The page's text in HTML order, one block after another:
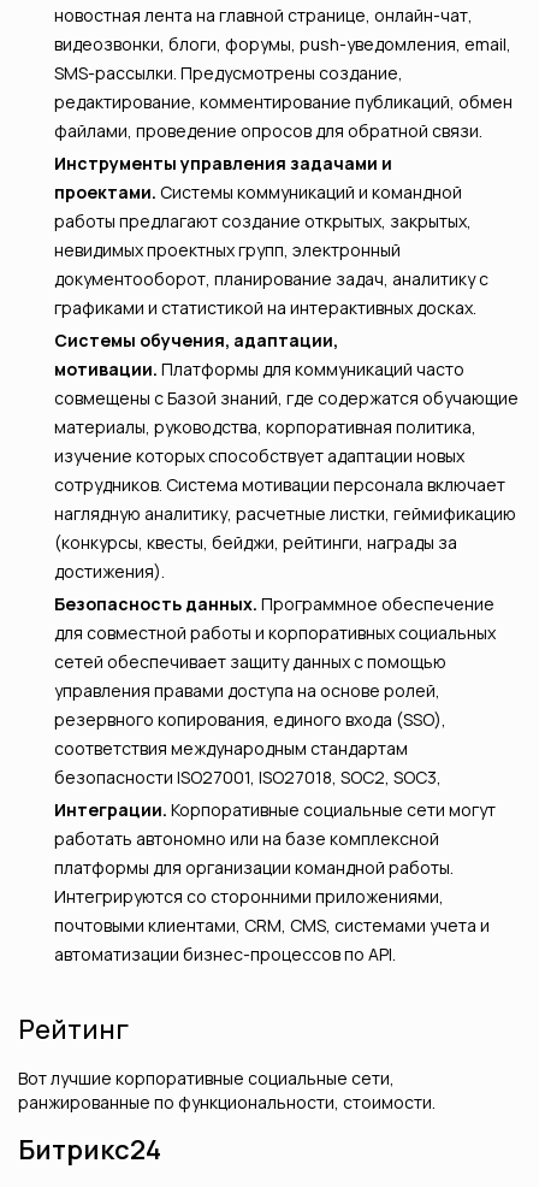
новостная лента на главной странице, онлайн-чат,
видеозвонки, блоги, форумы, push-уведомления, email,
SMS-рассылки. Предусмотрены создание,
редактирование, комментирование публикаций, обмен
файлами, проведение опросов для обратной связи.
Инструменты управления задачами и
проектами. Системы коммуникаций и командной
работы предлагают создание открытых, закрытых,
невидимых проектных групп, электронный
документооборот, планирование задач, аналитику с
графиками и статистикой на интерактивных досках.
Системы обучения, адаптации,
мотивации. Платформы для коммуникаций часто
совмещены с Базой знаний, где содержатся обучающие
материалы, руководства, корпоративная политика,
изучение которых способствует адаптации новых
сотрудников. Система мотивации персонала включает
наглядную аналитику, расчетные листки, геймификацию
(конкурсы, квесты, бейджи, рейтинги, награды за
достижения).
Безопасность данных. Программное обеспечение
для совместной работы и корпоративных социальных
сетей обеспечивает защиту данных с помощью
управления правами доступа на основе ролей,
резервного копирования, единого входа (SSO),
соответствия международным стандартам
безопасности ISO27001, ISO27018, SOC2, SOC3,
Интеграции. Корпоративные социальные сети могут
работать автономно или на базе комплексной
платформы для организации командной работы.
Интегрируются со сторонними приложениями,
почтовыми клиентами, CRM, CMS, системами учета и
автоматизации бизнес-процессов по API.
Рейтинг
Вот лучшие корпоративные социальные сети,
ранжированные по функциональности, стоимости.
Битрикс24